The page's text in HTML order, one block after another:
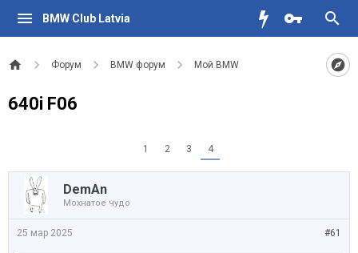
BMW Club Latvia
Форум BMW форум Мой BMW
640i F06
1 2 3 4
DemAn
Мохнатое чудо
#61
25 мар 2025